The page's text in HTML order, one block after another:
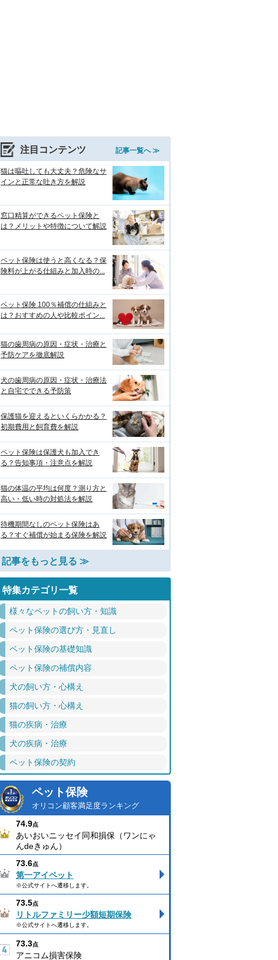
注目コンテンツ 記事一覧へ ≫
猫は嘔吐しても大丈夫？危険なサ
インと正常な吐き方を解説
窓口精算ができるペット保険と
は？メリットや特徴について解説
ペット保険は使うと高くなる？保
険料が上がる仕組みと加入時の...
ペット保険 100％補償の仕組みと
は？おすすめの人や比較ポイン...
猫の歯周病の原因・症状・治療と
予防ケアを徹底解説
犬の歯周病の原因・症状・治療法
と自宅でできる予防策
保護猫を迎えるといくらかかる？
初期費用と飼育費を解説
ペット保険は保護犬も加入でき
る？告知事項・注意点を解説
猫の体温の平均は何度？測り方と
高い・低い時の対処法を解説
待機期間なしのペット保険はあ
る？すぐ補償が始まる保険を解説
記事をもっと見る ≫
特集カテゴリ一覧
様々なペットの飼い方・知識
ペット保険の選び方・見直し
ペット保険の基礎知識
ペット保険の補償内容
犬の飼い方・心構え
猫の飼い方・心構え
猫の疾病・治療
犬の疾病・治療
ペット保険の契約
ペット保険
オリコン顧客満足度ランキング
74.9点
あいおいニッセイ同和損保（ワンにゃ
んdeきゅん）
73.6点
第一アイペット
※公式サイトへ遷移します。
73.5点
リトルファミリー少額短期保険
※公式サイトへ遷移します。
73.3点
アニコム損害保険